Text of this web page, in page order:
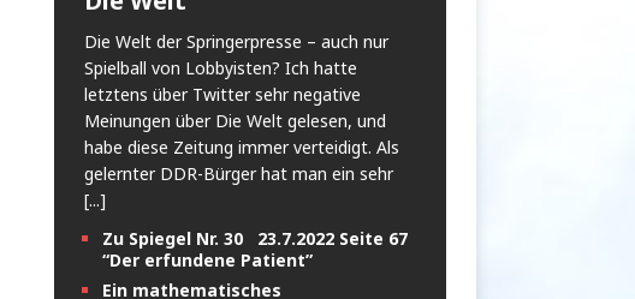
Die Welt der Springerpresse – auch nur
Spielball von Lobbyisten? Ich hatte
letztens über Twitter sehr negative
Meinungen über Die Welt gelesen, und
habe diese Zeitung immer verteidigt. Als
gelernter DDR-Bürger hat man ein sehr
[...]
Zu Spiegel Nr. 30 23.7.2022 Seite 67
“Der erfundene Patient”
Ein mathematisches